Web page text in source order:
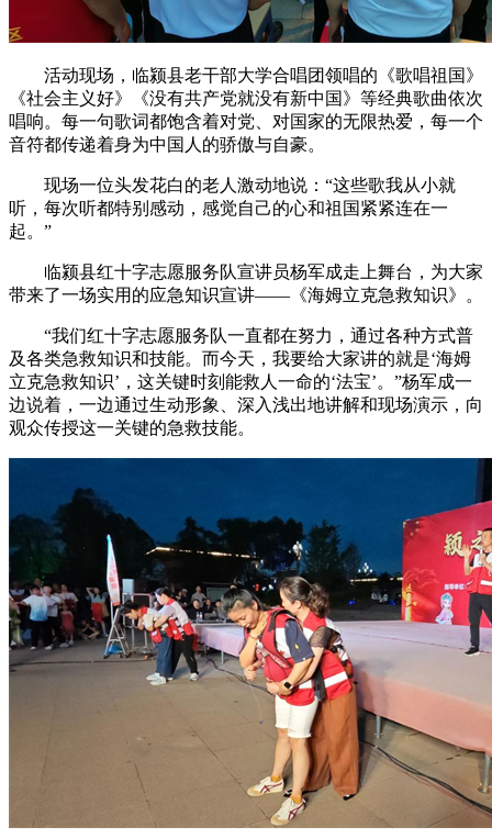
活动现场，临颍县老干部大学合唱团领唱的《歌唱祖国》
《社会主义好》《没有共产党就没有新中国》等经典歌曲依次
唱响。每一句歌词都饱含着对党、对国家的无限热爱，每一个
音符都传递着身为中国人的骄傲与自豪。
现场一位头发花白的老人激动地说：“这些歌我从小就
听，每次听都特别感动，感觉自己的心和祖国紧紧连在一
起。”
临颍县红十字志愿服务队宣讲员杨军成走上舞台，为大家
带来了一场实用的应急知识宣讲——《海姆立克急救知识》。
“我们红十字志愿服务队一直都在努力，通过各种方式普
及各类急救知识和技能。而今天，我要给大家讲的就是‘海姆
立克急救知识’，这关键时刻能救人一命的‘法宝’。”杨军成一
边说着，一边通过生动形象、深入浅出地讲解和现场演示，向
观众传授这一关键的急救技能。